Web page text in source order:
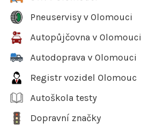
Pneuservisy v Olomouci
Autopůjčovna v Olomouci
Autodoprava v Olomouci
Registr vozidel Olomouc
Autoškola testy
Dopravní značky